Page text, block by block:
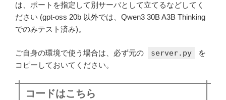
は、ポートを指定して別サーバとして立てるなどしてく
ださい (gpt-oss 20b 以外では、Qwen3 30B A3B Thinking
でのみテスト済み)。
ご自身の環境で使う場合は、必ず元の server.py
を
コピーしておいてください。
コードはこちら